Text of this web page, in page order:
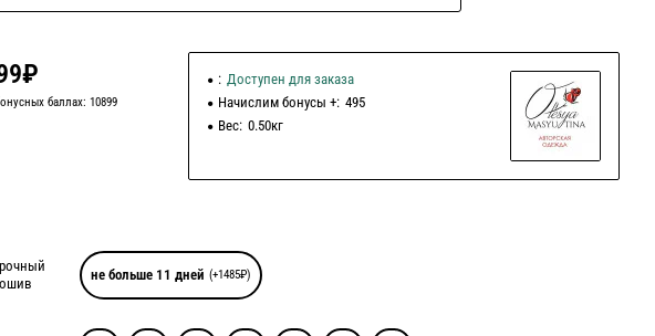
баллах: 10899
: Доступен для заказа
Начислим бонусы +: 495
Вес: 0.50кг
не больше 11 дней (+1485₽)